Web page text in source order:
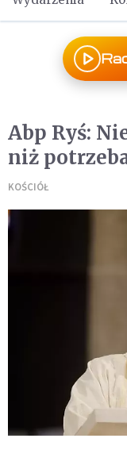
Abp Ryś:
niż
KOŚCIÓŁ